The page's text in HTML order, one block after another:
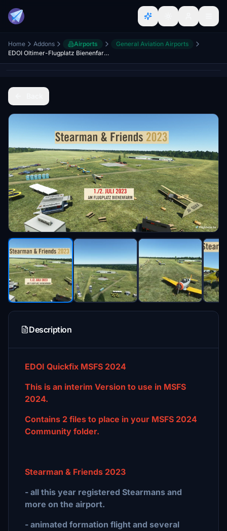
Home Addons Airports
General Aviation Airports
EDOI Oltimer-Flugplatz Bienenfarm, Stearman & Friends 2023
Description
EDOI Quickfix MSFS 2024
This is an interim Version to use in MSFS
2024.
Contains 2 files to place in your MSFS 2024
Community folder.
Stearman & Friends 2023
- all this year registered Stearmans and
more on the airport.
- animated formation flight and several